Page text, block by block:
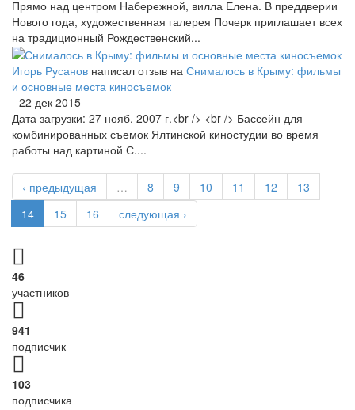
Прямо над центром Набережной, вилла Елена. В преддверии
Нового года, художественная галерея Почерк приглашает всех
на традиционный Рождественский...
Игорь Русанов написал отзыв на Снималось в Крыму: фильмы
и основные места киносъемок
- 22 дек 2015
Дата загрузки: 27 нояб. 2007 г.<br /> <br /> Бассейн для
комбинированных съемок Ялтинской киностудии во время
работы над картиной С....
‹ предыдущая … 8 9 10 11 12
13
14
15 16 следующая ›
46
участников
941
подписчик
103
подписчика